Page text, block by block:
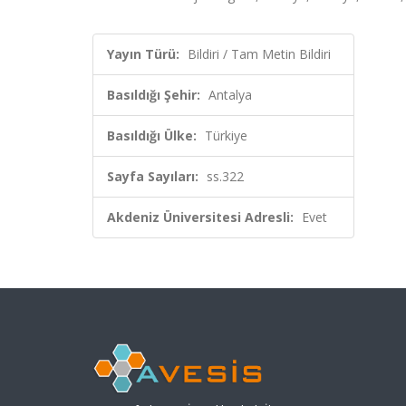
Yayın Türü: Bildiri / Tam Metin Bildiri
Basıldığı Şehir: Antalya
Basıldığı Ülke: Türkiye
Sayfa Sayıları: ss.322
Akdeniz Üniversitesi Adresli: Evet